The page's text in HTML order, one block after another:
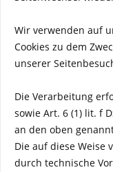
Wir verwenden auf
Cookies zu dem
unserer
Die Verarbeitung
sowie Art. 6 (1) lit. f
an den oben
Die auf diese Weise
durch technische